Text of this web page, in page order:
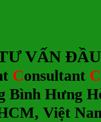
VẤN
Consultant
Bình Hưng
Việt